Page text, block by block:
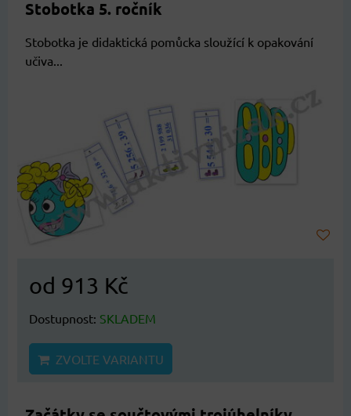
Stobotka 5. ročník
Stobotka je didaktická pomůcka sloužící k opakování
učiva...
od 913 Kč
Dostupnost: SKLADEM
ZVOLTE VARIANTU